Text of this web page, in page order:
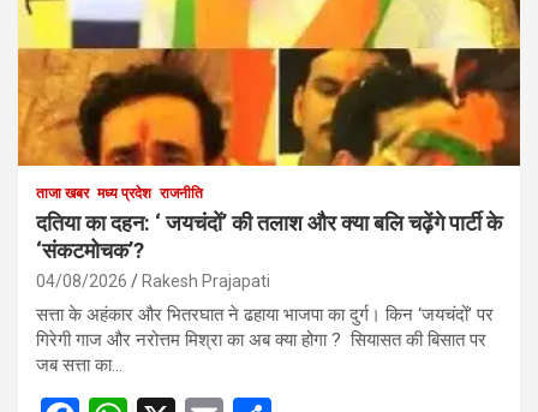
ताजा खबर मध्य प्रदेश राजनीति
दतिया का दहन: ‘ जयचंदों’ की तलाश और क्या बलि चढ़ेंगे पार्टी के
‘संकटमोचक’?
04/08/2026 Rakesh Prajapati
सत्ता के अहंकार और भितरघात ने ढहाया भाजपा का दुर्ग। किन ‘जयचंदों’ पर
गिरेगी गाज और नरोत्तम मिश्रा का अब क्या होगा ? सियासत की बिसात पर
जब सत्ता का…